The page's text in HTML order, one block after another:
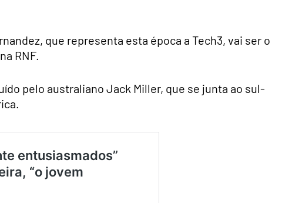
que representa esta época a Tech3, vai ser o
RNF.
pelo australiano Jack Miller, que se junta ao sul-